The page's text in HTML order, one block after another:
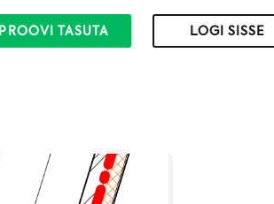
PROOVI TASUTA LOGI SISSE